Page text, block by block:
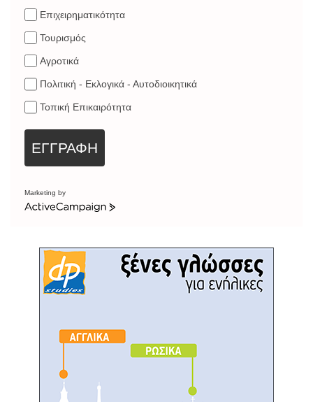
Επιχειρηματικότητα
Τουρισμός
Αγροτικά
Πολιτική - Εκλογικά - Αυτοδιοικητικά
Τοπική Επικαιρότητα
ΕΓΓΡΑΦΗ
Marketing by